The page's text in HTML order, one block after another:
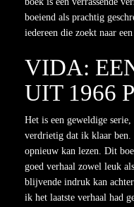
boeiend als prachtig
iedereen die zoekt naar
VIDA:
UIT 1966
Het is een geweldige
verdrietig dat ik klaar
opnieuw kan lezen. Dit
goed verhaal zowel leuk
blijvende indruk kan
ik het laatste verhaal had